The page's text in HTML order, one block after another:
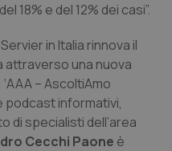
18% e del 12% dei casi”.
in Italia rinnova il
attraverso una nuova
– AscoltiAmo
podcast informativi,
di specialisti dell’area
Cecchi Paone è